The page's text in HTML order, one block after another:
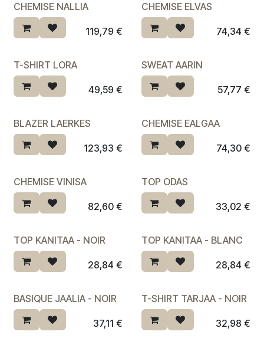
Dernière chance ♡
CHEMISE NALLIA
119,79 €
CHEMISE ELVAS
74,34 €
Dernière chance ♡
T-SHIRT LORA
49,59 € Dernière chance ♡
SWEAT AARIN
57,77 €
Dernière chance ♡
BLAZER LAERKES
123,93 €
CHEMISE EALGAA
74,30€
CHEMISE VINISA
82,60€ Dernière chance ♡
TOP ODAS
33,02 €
TOP KANITAA - NOIR
28,84 €
TOP KANITAA - BLANC
28,84 €
BASIQUE JAALIA - NOIR
37,11 €
T-SHIRT TARJAA - NOIR
32,98 €